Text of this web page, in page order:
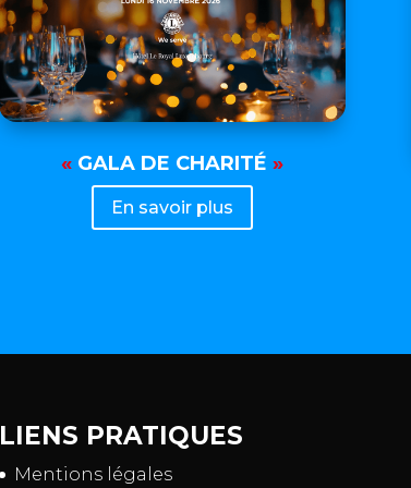
«GALA DE CHARITÉ »
En savoir plus
LIENS PRATIQUES
Mentions légales